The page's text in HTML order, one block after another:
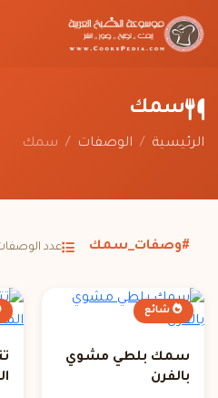
سمك
الرئيسية / الوصفات / سمك
#وصفات_سمك عدد
شائع
سمك بلطي مشوي
بالفرن